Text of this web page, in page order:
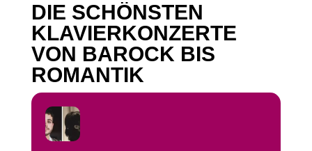
DIE SCHÖNSTEN
KLAVIERKONZERTE
VON BAROCK BIS
ROMANTIK